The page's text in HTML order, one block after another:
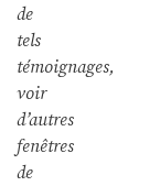
de
tels
témoignages,
voir
d’autres
fenêtres
de